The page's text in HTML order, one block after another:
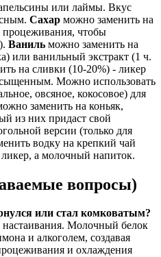
или лаймы. Вкус
Сахар можно заменить на
процеживания, чтобы
Ваниль можно заменить на
или ванильный экстракт (1 ч.
на сливки (10-20%) - ликер
Можно использовать
овсяное, кокосовое) для
заменить на коньяк,
из них придаст свой
версии (только для
водку на крепкий чай
а молочный напиток.
вопросы)
или стал комковатым?
настаивания. Молочный белок
и алкоголем, создавая
и охлаждения